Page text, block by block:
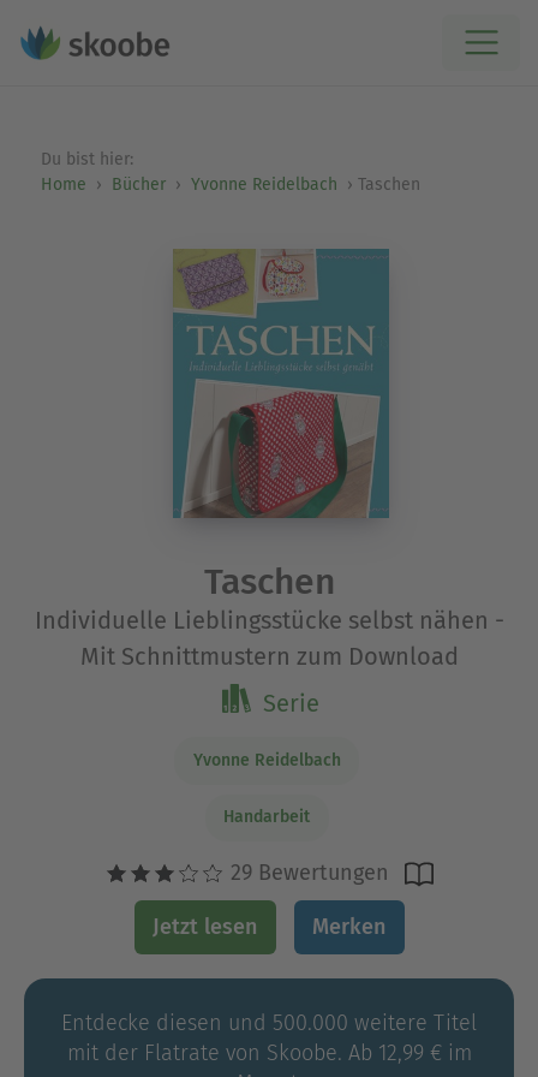
Du bist hier:
Home
Bücher Yvonne Reidelbach Taschen
Taschen
Individuelle Lieblingsstücke selbst nähen -
Mit Schnittmustern zum Download
Serie
Yvonne Reidelbach
Handarbeit
29 Bewertungen
Jetzt lesen Merken
Entdecke diesen und 500.000 weitere Titel
mit der Flatrate von Skoobe. Ab 12,99 € im